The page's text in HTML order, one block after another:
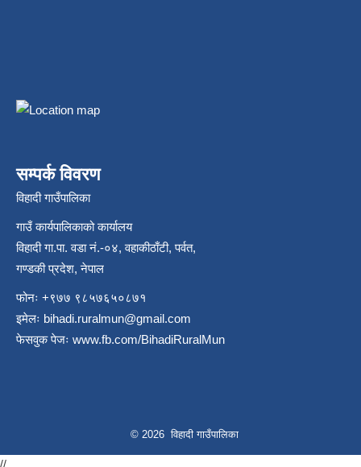
सम्पर्क विवरण
विहादी गाउँपालिका
गाउँ कार्यपालिकाको कार्यालय
विहादी गा.पा. वडा नं.-०४, वहाकीठाँटी, पर्वत,
गण्डकी प्रदेश, नेपाल
फोनः +९७७ ९८५७६५०८७१
इमेलः bihadi.ruralmun@gmail.com
फेसवुक पेजः www.fb.com/BihadiRuralMun
© 2026 विहादी गाउँपालिका
//